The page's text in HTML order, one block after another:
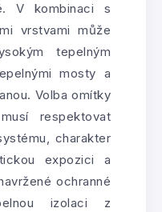
V kombinaci s
vrstvami může
tepelným
mosty a
Volba omítky
respektovat
charakter
expozici a
ochranné
izolaci z